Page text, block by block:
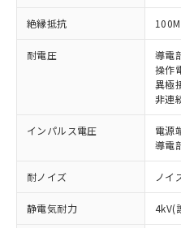
絶縁抵抗
耐電圧
導電
操作
異極
非連
インパルス電圧
電源
導電
耐ノイズ ノイ
静電気耐力 4kV(
ご利用条件
以下の条件をお読み
ご利用ください。
本サービスは
商品の当社在庫
(税抜)を提供
本サービスの
ことをご了承
対応予定：EU
有に対応した製品に
対応予定なし：EU
非含有に非対応の商
定はありません。
調査・確認中：EU
非含有の対応状況を
非該当品：ライセン
害物質有無と関係の
仕入先様の事情によ
いたものが、含有品
※1 中国
「○」：最大均質材
基準値以下であるこ
「×」：最大均質材
基準値を超えている
当社は、これ